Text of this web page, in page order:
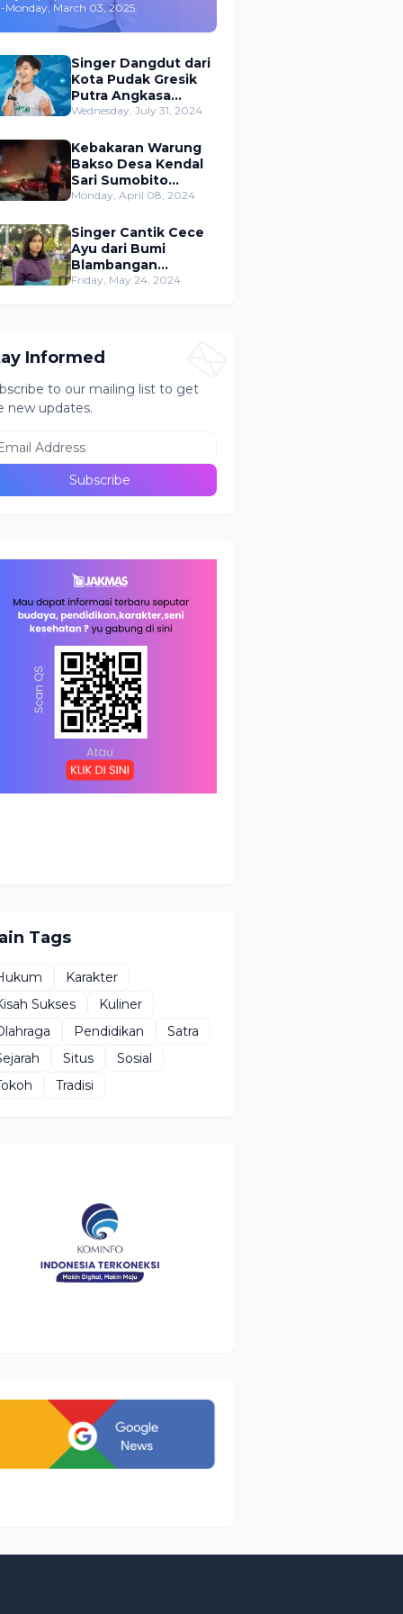
,Merambah Bisnis dan
Akting
-Monday, March 03, 2025
Singer Dangdut dari
Kota Pudak Gresik
Putra Angkasa
Gemparkan
Indonesia
Wednesday, July 31, 2024
Kebakaran Warung
Bakso Desa Kendal
Sari Sumobito
Jombang Berhasil di
Monday, April 08, 2024
Singer Cantik Cece
Ayu dari Bumi
Blambangan
Banyuwangi Siap
Friday, May 24, 2024
Informed
to our mailing list to get
new updates.
Tags
Karakter
Sukses
Kuliner
Pendidikan
Satra
Situs
Sosial
Tradisi